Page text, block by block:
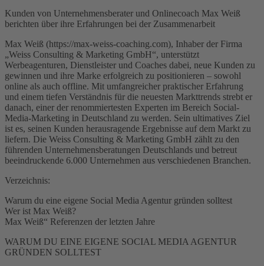
Kunden von Unternehmensberater und Onlinecoach Max Weiß
berichten über ihre Erfahrungen bei der Zusammenarbeit
Max Weiß (https://max-weiss-coaching.com), Inhaber der Firma
„Weiss Consulting & Marketing GmbH“, unterstützt
Werbeagenturen, Dienstleister und Coaches dabei, neue Kunden zu
gewinnen und ihre Marke erfolgreich zu positionieren – sowohl
online als auch offline. Mit umfangreicher praktischer Erfahrung
und einem tiefen Verständnis für die neuesten Markttrends strebt er
danach, einer der renommiertesten Experten im Bereich Social-
Media-Marketing in Deutschland zu werden. Sein ultimatives Ziel
ist es, seinen Kunden herausragende Ergebnisse auf dem Markt zu
liefern. Die Weiss Consulting & Marketing GmbH zählt zu den
führenden Unternehmensberatungen Deutschlands und betreut
beeindruckende 6.000 Unternehmen aus verschiedenen Branchen.
Verzeichnis:
Warum du eine eigene Social Media Agentur gründen solltest
Wer ist Max Weiß?
Max Weiß“ Referenzen der letzten Jahre
WARUM DU EINE EIGENE SOCIAL MEDIA AGENTUR
GRÜNDEN SOLLTEST